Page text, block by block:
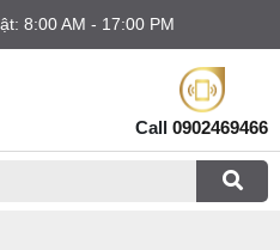
8:00 AM - 17:00 PM
Call 0902469466